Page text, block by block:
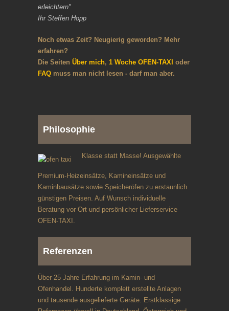
erleichtern"
Ihr Steffen Hopp
Noch etwas Zeit? Neugierig geworden? Mehr
erfahren?
Die Seiten Über mich, 1 Woche OFEN-TAXI oder
FAQ muss man nicht lesen - darf man aber.
Philosophie
Klasse statt Masse! Ausgewählte
Premium-Heizeinsätze, Kamineinsätze und
Kaminbausätze sowie Speicheröfen zu erstaunlich
günstigen Preisen. Auf Wunsch individuelle
Beratung vor Ort und persönlicher Lieferservice
OFEN-TAXI.
Referenzen
Über 25 Jahre Erfahrung im Kamin- und
Ofenhandel. Hunderte komplett erstellte Anlagen
und tausende ausgelieferte Geräte. Erstklassige